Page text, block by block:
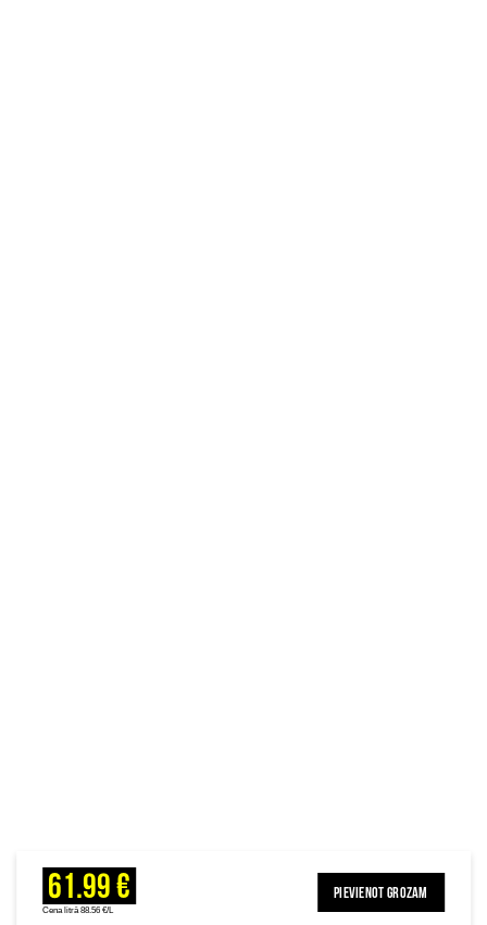
61.99 €
Cena litrā 88.56 €/L
PIEVIENOT GROZAM